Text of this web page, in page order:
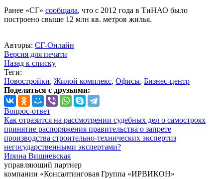
Ранее «СГ» сообщала, что с 2012 года в ТиНАО было
построено свыше 12 млн кв. метров жилья.
Авторы: СГ-Онлайн
Версия для печати
Назад к списку
Теги:
Новостройки, Жилой комплекс, Офисы, Бизнес-центр
Поделиться с друзьями:
Вопрос-ответ
Как отразится на рассмотрении судебных дел о самостроях
принятие распоряжения правительства о запрете
производства строительно-технических экспертиз
негосударственными экспертами?
Ирина Вишневская
управляющий партнер
компании «Консалтинговая Группа «ИРВИКОН»